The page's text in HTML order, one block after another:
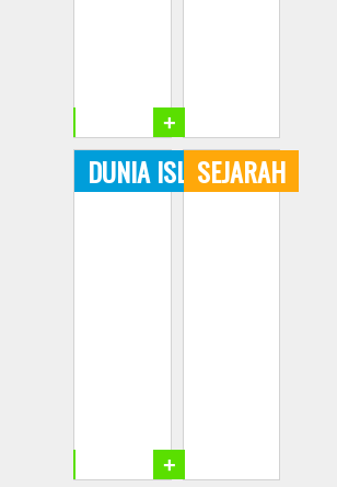
+
DUNIA ISLAMSEJARAH
+